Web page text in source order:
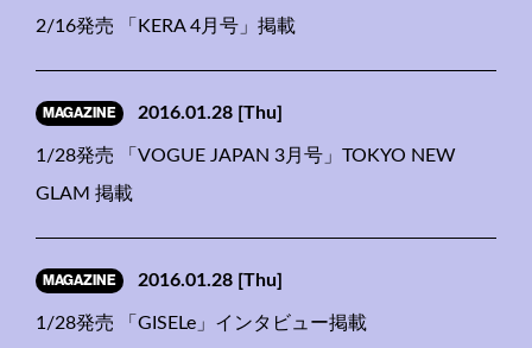
2/16発売 「KERA 4月号」掲載
MAGAZINE 2016.01.28 [Thu]
1/28発売 「VOGUE JAPAN 3月号」TOKYO NEW
GLAM 掲載
MAGAZINE 2016.01.28 [Thu]
1/28発売 「GISELe」インタビュー掲載